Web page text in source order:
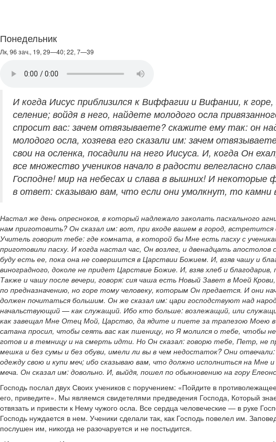
Понедельник
Лк, 96 зач., 19, 29—40; 22, 7—39
И когда Иисус приблизился к Виффагии и Вифании, к
селение; войдя в него, найдете молодого осла
спросит вас: зачем отвязываете? скажите ему так: он
молодого осла, хозяева его сказали им: зачем
свои на осленка, посадили на него Иисуса. И, когда Он
все множество учеников начало в радости велегласно
Господне! мир на небесах и слава в вышних! И некоторые
в ответ: сказываю вам, что если они умолкнут, то камни
Настал же день опресноков, в который надлежало заколать пасхального
нам приготовить? Он сказал им: вот, при входе вашем в город,
Учитель говорит тебе: где комната, в которой бы Мне есть пасху с
приготовили пасху. И когда настал час, Он возлег, и двенадцать
буду есть ее, пока она не совершится в Царствии Божием. И, взяв чашу и
виноградного, доколе не придет Царствие Божие. И, взяв хлеб и
Также и чашу после вечери, говоря: сия чаша есть Новый Завет в Моей
по предназначению, но горе тому человеку, которым Он предается. И они
должен почитаться большим. Он же сказал им: цари господствуют над
начальствующий — как служащий. Ибо кто больше: возлежащий, или
как завещал Мне Отец Мой, Царство, да ядите и пиете за трапезою Моею в
сатана просил, чтобы сеять вас как пшеницу, но Я молился о тебе, чтобы
готов и в темницу и на смерть идти. Но Он сказал: говорю тебе, Петр, не
мешка и без сумы и без обуви, имели ли вы в чем недостаток? Они
одежду свою и купи меч; ибо сказываю вам, что должно исполниться на Мне
меча. Он сказал им: довольно. И, выйдя, пошел по обыкновению на гору
Господь послал двух Своих учеников с поручением: «Пойдите в
его, приведите». Мы являемся свидетелями предведения Господа, Который
отвязать и привести к Нему чужого осла. Все сердца человеческие — в руке
Господь нуждается в нем. Ученики сделали так, как Господь повелел им.
послушен им, никогда не разочаруется и не постыдится.